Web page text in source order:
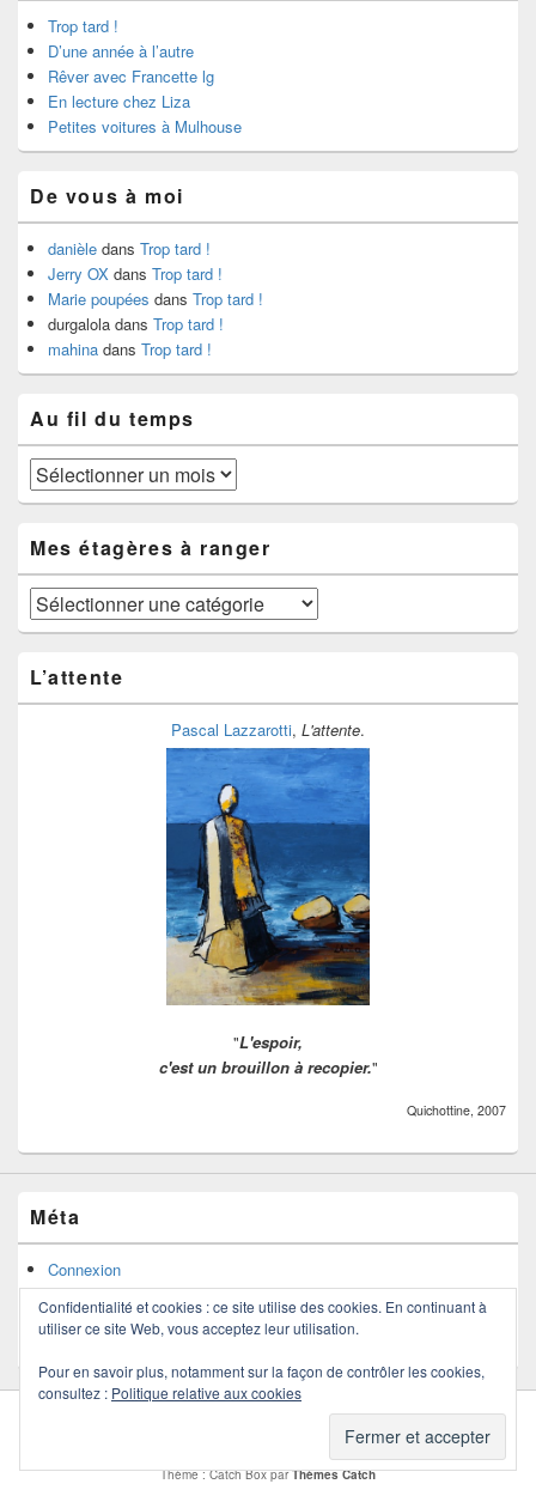
Trop tard !
D’une année à l’autre
Rêver avec Francette lg
En lecture chez Liza
Petites voitures à Mulhouse
De vous à moi
danièle dans Trop tard !
Jerry OX dans Trop tard !
Marie poupées dans Trop tard !
durgalola dans Trop tard !
mahina dans Trop tard !
Au fil du temps
Au
fil
temps
Mes étagères à ranger
Mes
étagères
ranger
L’attente
Pascal Lazzarotti, L'attente.
"L'espoir,
c'est un brouillon à recopier."
Quichottine, 2007
Méta
Connexion
Flux des publications
Flux des commentaires
Site de WordPress-FR
Politique de confidentialité
Thème : Catch Box parThèmes Catch
Confidentialité et cookies : ce site utilise des cookies. En continuant à
utiliser ce site Web, vous acceptez leur utilisation.
Pour en savoir plus, notamment sur la façon de contrôler les cookies,
consultez : Politique relative aux cookies